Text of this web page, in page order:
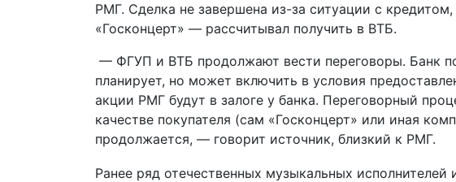
РМГ. Сделка не завершена из-за ситуации с
«Госконцерт» — рассчитывал получить в ВТБ.
— ФГУП и ВТБ продолжают вести переговоры. Банк
планирует, но может включить в условия
акции РМГ будут в залоге у банка. Переговорный
качестве покупателя (сам «Госконцерт» или иная
продолжается, — говорит источник, близкий к РМГ.
Ранее ряд отечественных музыкальных